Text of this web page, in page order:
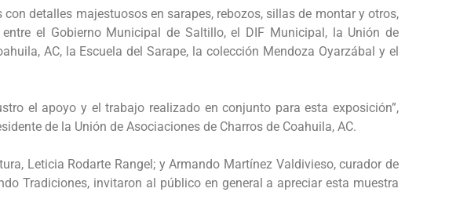
detalles majestuosos en sarapes, rebozos, sillas de montar y otros,
el Gobierno Municipal de Saltillo, el DIF Municipal, la Unión de
AC, la Escuela del Sarape, la colección Mendoza Oyarzábal y el
el apoyo y el trabajo realizado en conjunto para esta exposición”,
de la Unión de Asociaciones de Charros de Coahuila, AC.
Leticia Rodarte Rangel; y Armando Martínez Valdivieso, curador de
Tradiciones, invitaron al público en general a apreciar esta muestra